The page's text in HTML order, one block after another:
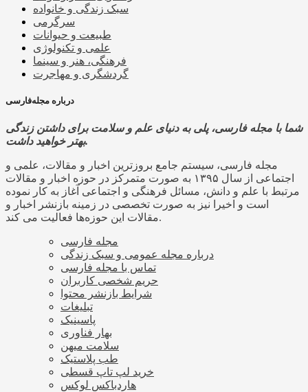
سبک زندگی و خانواده
سرگرمی
طبیعت و حیوانات
علمی و تکنولوژی
فرهنگی، هنر و سینما
گردشگری و مهاجرت
درباره مجله‌فارسی
شما با مجله فارسی، پلی به دنیای علم و سلامت برای داشتن زندگی
بهتر خواهید داشت.
مجله فارسی، سیستم جامع بروزترین اخبار و مقالات، علمی و
اجتماعی از سال ۱۳۹۵ به صورت متمرکز در حوزه اخبار و مقالات
مرتبط با علم و دانش، مسائل فرهنگی و اجتماعی آغاز به کار نموده
است و اخیرا نیز به صورت تخصصی در زمینه بازنشر اخبار و
مقالات این حوزه‌ها فعالیت می کند.
مجله فارسی
درباره مجله عمومی و سبک زندگی
تماس با مجله فارسی
حریم شخصی کاربران
شرایط بازنشر محتوا
تبلیغات
پاسینیک
بهار فناوری
سلامت میهن
طب پلاستیک
خرید لپ تاپ قسطی
هاردباکس لوکس